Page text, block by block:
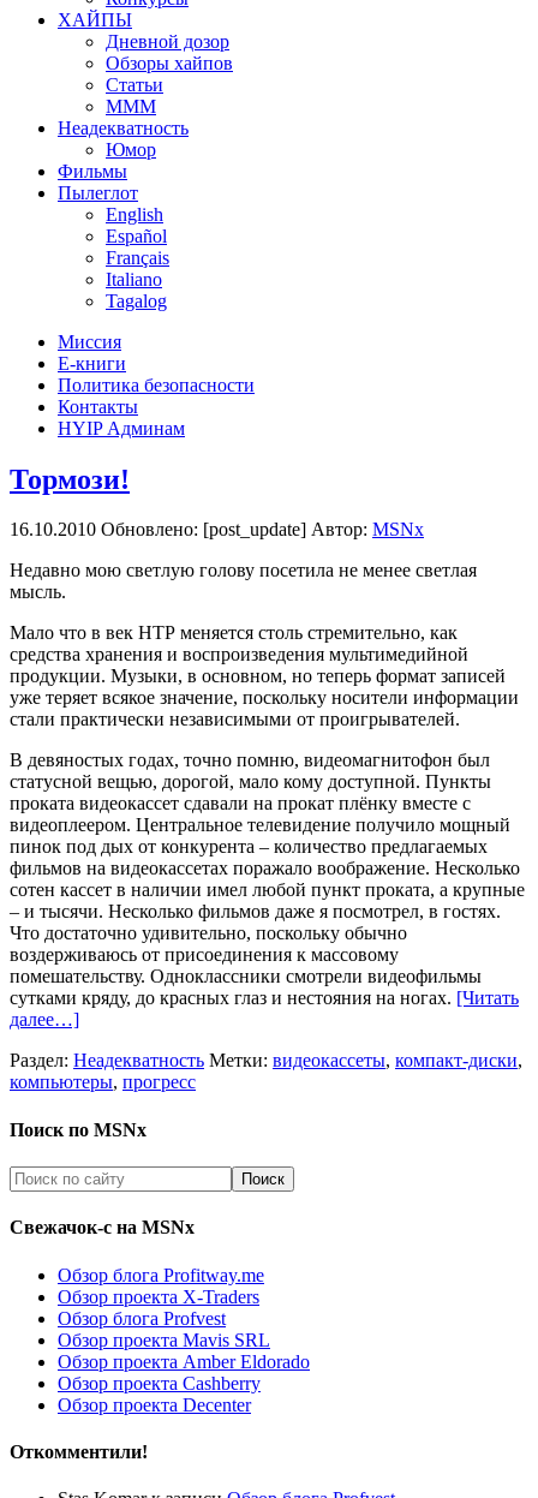
ХАЙПЫ
Дневной дозор
Обзоры хайпов
Статьи
МММ
Неадекватность
Юмор
Фильмы
Пылеглот
English
Español
Français
Italiano
Tagalog
Миссия
Е-книги
Политика безопасности
Контакты
HYIP Админам
Тормози!
16.10.2010 Обновлено: [post_update] Автор: MSNx
Недавно мою светлую голову посетила не менее светлая
мысль.
Мало что в век НТР меняется столь стремительно, как
средства хранения и воспроизведения мультимедийной
продукции. Музыки, в основном, но теперь формат записей
уже теряет всякое значение, поскольку носители информации
стали практически независимыми от проигрывателей.
В девяностых годах, точно помню, видеомагнитофон был
статусной вещью, дорогой, мало кому доступной. Пункты
проката видеокассет сдавали на прокат плёнку вместе с
видеоплеером. Центральное телевидение получило мощный
пинок под дых от конкурента – количество предлагаемых
фильмов на видеокассетах поражало воображение. Несколько
сотен кассет в наличии имел любой пункт проката, а крупные
– и тысячи. Несколько фильмов даже я посмотрел, в гостях.
Что достаточно удивительно, поскольку обычно
воздерживаюсь от присоединения к массовому
помешательству. Одноклассники смотрели видеофильмы
сутками кряду, до красных глаз и нестояния на ногах. [Читать
далее…]
Раздел: Неадекватность Метки: видеокассеты, компакт-диски,
компьютеры, прогресс
Поиск по MSNx
Свежачок-с на MSNx
Обзор блога Profitway.me
Обзор проекта X-Traders
Обзор блога Profvest
Обзор проекта Mavis SRL
Обзор проекта Amber Eldorado
Обзор проекта Cashberry
Обзор проекта Decenter
Откомментили!